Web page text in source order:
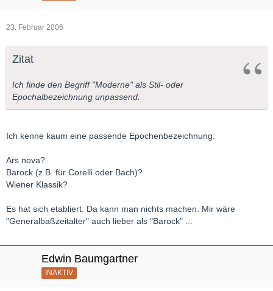
23. Februar 2006
Zitat
Ich finde den Begriff "Moderne" als Stil- oder
Epochalbezeichnung unpassend.
Ich kenne kaum eine passende Epochenbezeichnung.
Ars nova?
Barock (z.B. für Corelli oder Bach)?
Wiener Klassik?
Es hat sich etabliert. Da kann man nichts machen. Mir wäre
"Generalbaßzeitalter" auch lieber als "Barock" ...
Edwin Baumgartner
INAKTIV